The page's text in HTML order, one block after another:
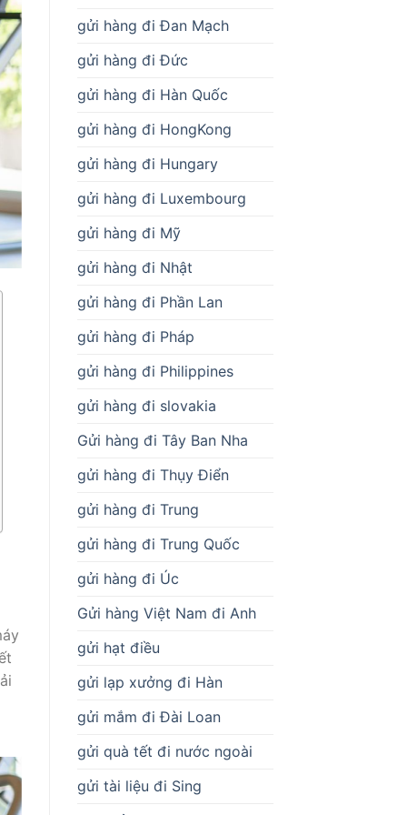
gửi hàng đi Đan Mạch
gửi hàng đi Đức
gửi hàng đi Hàn Quốc
gửi hàng đi HongKong
gửi hàng đi Hungary
gửi hàng đi Luxembourg
gửi hàng đi Mỹ
gửi hàng đi Nhật
gửi hàng đi Phần Lan
gửi hàng đi Pháp
gửi hàng đi Philippines
gửi hàng đi slovakia
Gửi hàng đi Tây Ban Nha
gửi hàng đi Thụy Điển
gửi hàng đi Trung
gửi hàng đi Trung Quốc
gửi hàng đi Úc
Gửi hàng Việt Nam đi Anh
gửi hạt điều
gửi lạp xưởng đi Hàn
gửi mắm đi Đài Loan
gửi quà tết đi nước ngoài
gửi tài liệu đi Sing